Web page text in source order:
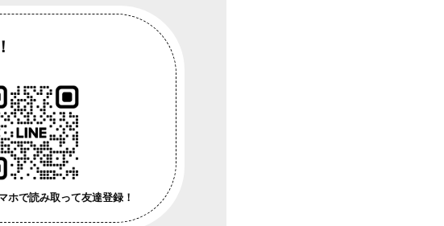
ホで読み取って友達登録！